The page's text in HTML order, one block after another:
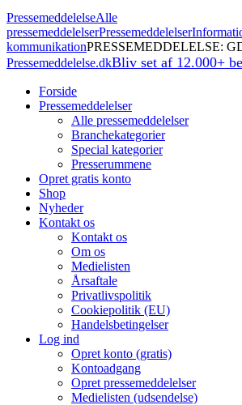
PressemeddelelseAlle
pressemeddelelserPressemeddelelser
kommunikationPRESSEMEDDELELSE:
Pressemeddelelse.dkBliv set af 12.000+
Forside
Pressemeddelelser
Alle pressemeddelelser
Branchekategorier
Special kategorier
Presserummene
Opret gratis konto
Shop
Nyheder
Kontakt os
Kontakt os
Om os
Medielisten
Årsaftale
Privatlivspolitik
Cookiepolitik (EU)
Handelsbetingelser
Log ind
Opret konto (gratis)
Kontoadgang
Opret pressemeddelelser
Medielisten (udsendelse)